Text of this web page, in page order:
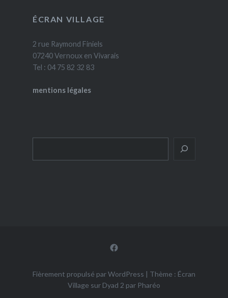
ÉCRAN VILLAGE
2 rue Raymond Finiels
07240 Vernoux en Vivarais
Tel : 04 75 82 32 83
mentions légales
Facebook
Fièrement propulsé par WordPress | Thème : Écran
Village sur Dyad 2 par Pharéo